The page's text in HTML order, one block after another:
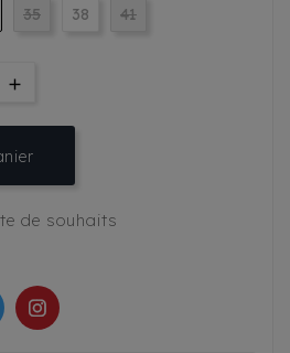
35 38 41
de souhaits